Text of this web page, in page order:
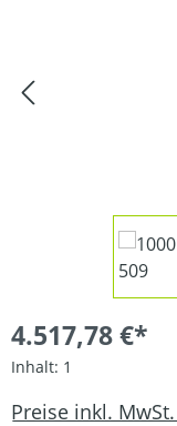
4.517,78 €*
Inhalt: 1
Preise inkl.